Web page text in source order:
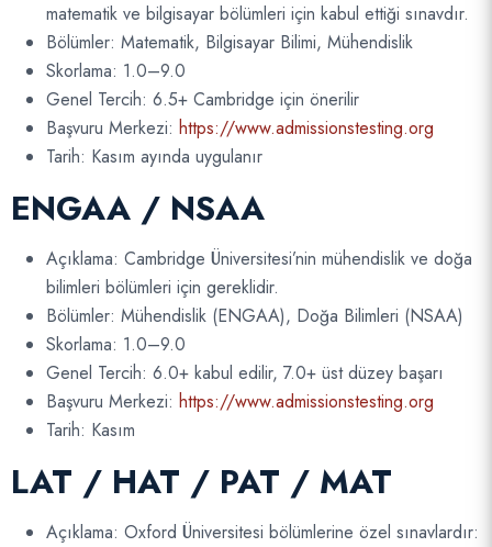
matematik ve bilgisayar bölümleri için kabul ettiği sınavdır.
Bölümler: Matematik, Bilgisayar Bilimi, Mühendislik
Skorlama: 1.0–9.0
Genel Tercih: 6.5+ Cambridge için önerilir
Başvuru Merkezi: https://www.admissionstesting.org
Tarih: Kasım ayında uygulanır
ENGAA / NSAA
Açıklama: Cambridge Üniversitesi’nin mühendislik ve doğa
bilimleri bölümleri için gereklidir.
Bölümler: Mühendislik (ENGAA), Doğa Bilimleri (NSAA)
Skorlama: 1.0–9.0
Genel Tercih: 6.0+ kabul edilir, 7.0+ üst düzey başarı
Başvuru Merkezi: https://www.admissionstesting.org
Tarih: Kasım
LAT / HAT / PAT / MAT
Açıklama: Oxford Üniversitesi bölümlerine özel sınavlardır: